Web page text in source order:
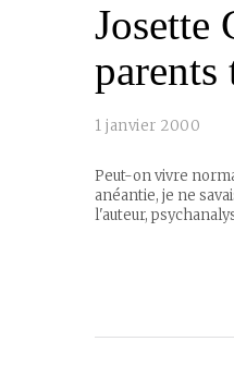
Josette
parents
1 janvier 2000
Peut-on vivre
anéantie, je ne
l'auteur,